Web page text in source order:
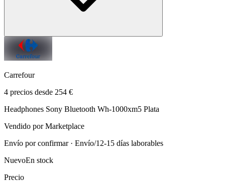
Carrefour
4 precios desde 254 €
Headphones Sony Bluetooth Wh-1000xm5 Plata
Vendido por Marketplace
Envío por confirmar · Envío/12-15 días laborables
NuevoEn stock
Precio